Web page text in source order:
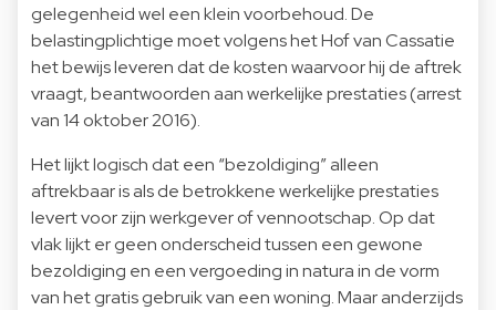
gelegenheid wel een klein voorbehoud. De
belastingplichtige moet volgens het Hof van Cassatie
het bewijs leveren dat de kosten waarvoor hij de aftrek
vraagt, beantwoorden aan werkelijke prestaties (arrest
van 14 oktober 2016).
Het lijkt logisch dat een “bezoldiging” alleen
aftrekbaar is als de betrokkene werkelijke prestaties
levert voor zijn werkgever of vennootschap. Op dat
vlak lijkt er geen onderscheid tussen een gewone
bezoldiging en een vergoeding in natura in de vorm
van het gratis gebruik van een woning. Maar anderzijds